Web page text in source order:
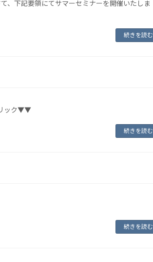
、下記要領にてサマーセミナーを開催いたしま
続きを読む
リック▼▼
続きを読む
続きを読む